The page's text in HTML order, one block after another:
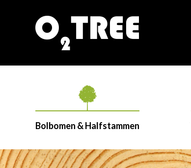
Bolbomen & Halfstammen